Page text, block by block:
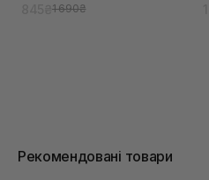
1 690₴
Рекомендовані товари